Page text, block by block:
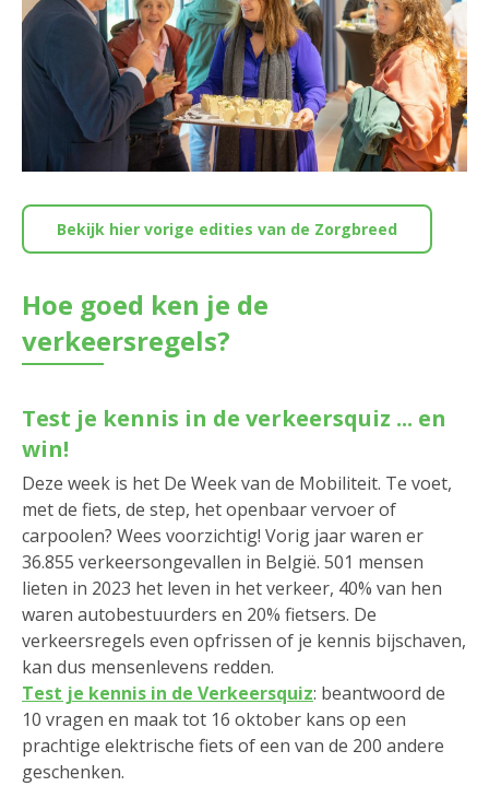
Bekijk hier vorige edities van de Zorgbreed
Hoe goed ken je de
verkeersregels?
Test je kennis in de verkeersquiz ... en
win!
Deze week is het De Week van de Mobiliteit. Te voet,
met de fiets, de step, het openbaar vervoer of
carpoolen? Wees voorzichtig! Vorig jaar waren er
36.855 verkeersongevallen in België. 501 mensen
lieten in 2023 het leven in het verkeer, 40% van hen
waren autobestuurders en 20% fietsers. De
verkeersregels even opfrissen of je kennis bijschaven,
kan dus mensenlevens redden.
Test je kennis in de Verkeersquiz: beantwoord de
10 vragen en maak tot 16 oktober kans op een
prachtige elektrische fiets of een van de 200 andere
geschenken.